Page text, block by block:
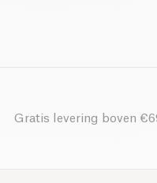
Gratis levering boven